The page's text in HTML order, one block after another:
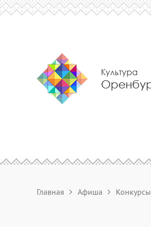
Культура
Главная Афиша Конкурсы